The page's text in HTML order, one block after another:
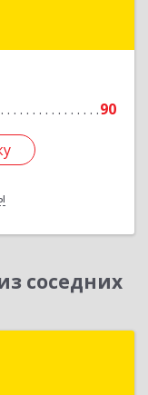
90
р-н,
соседних